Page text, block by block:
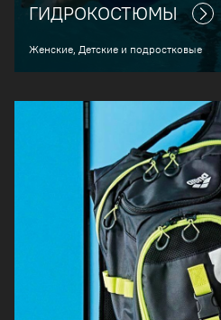
ГИДРОКОСТЮМЫ
Женские, Детские и подростковые